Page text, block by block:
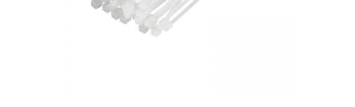
DODAJ U KOŠARICU